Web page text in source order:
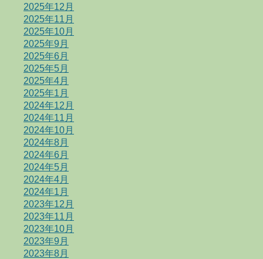
2025年12月
2025年11月
2025年10月
2025年9月
2025年6月
2025年5月
2025年4月
2025年1月
2024年12月
2024年11月
2024年10月
2024年8月
2024年6月
2024年5月
2024年4月
2024年1月
2023年12月
2023年11月
2023年10月
2023年9月
2023年8月